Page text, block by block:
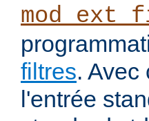
filtres. Avec
l'entrée